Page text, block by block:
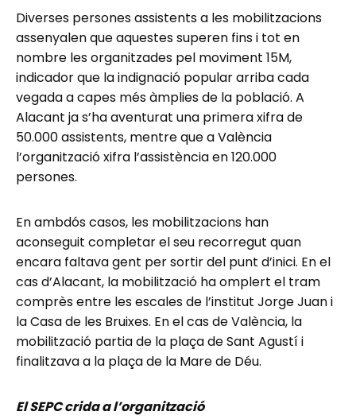
Diverses persones assistents a les mobilitzacions
assenyalen que aquestes superen fins i tot en
nombre les organitzades pel moviment 15M,
indicador que la indignació popular arriba cada
vegada a capes més àmplies de la població. A
Alacant ja s’ha aventurat una primera xifra de
50.000 assistents, mentre que a València
l’organització xifra l’assistència en 120.000
persones.
En ambdós casos, les mobilitzacions han
aconseguit completar el seu recorregut quan
encara faltava gent per sortir del punt d’inici. En el
cas d’Alacant, la mobilització ha omplert el tram
comprès entre les escales de l’institut Jorge Juan i
la Casa de les Bruixes. En el cas de València, la
mobilització partia de la plaça de Sant Agustí i
finalitzava a la plaça de la Mare de Déu.
El SEPC crida a l’organització